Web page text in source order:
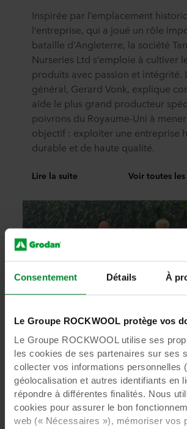
Consentement Détails À
Le Groupe ROCKWOOL protège vos
Le Groupe ROCKWOOL utilise ses
les cookies de ses partenaires sur ses
collecter vos informations personnelles
géolocalisation et autres identifiants en
répondre à différentes finalités. Nous
cookies pour assurer le bon
web (« Nécessaires »), mémoriser vos
Inspirée par l’emplacement
l’entreprise, qui a joué un rôle
bataille d’Angleterre, la société
Nurseries Ltd s’emploie à cultiver
produits avec passion et intégrité.
général, Gerard Vonk, explique
aide le plus grand producteur
poivrons du Royaume-Uni à
objectif : exploiter une entreprise
durable et de haute qualité.
Lire la suite Voir toutes
1/5